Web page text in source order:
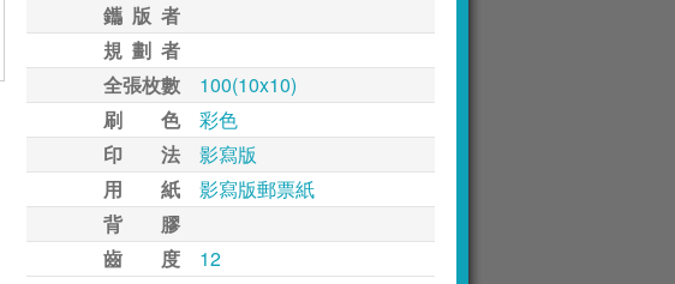
鑴 版 者
規 劃 者
全張枚數
100(10x10)
刷 色
彩色
印 法
影寫版
用 紙
影寫版郵票紙
背 膠
齒 度
12